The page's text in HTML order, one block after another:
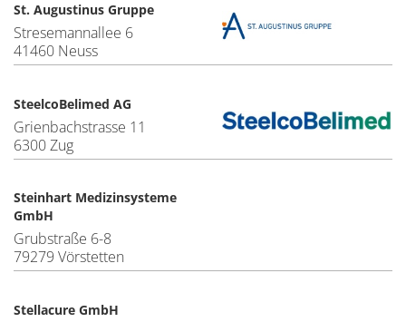
St. Augustinus Gruppe
Stresemannallee 6
41460 Neuss
SteelcoBelimed AG
Grienbachstrasse 11
6300 Zug
Steinhart Medizinsysteme
GmbH
Grubstraße 6-8
79279 Vörstetten
Stellacure GmbH